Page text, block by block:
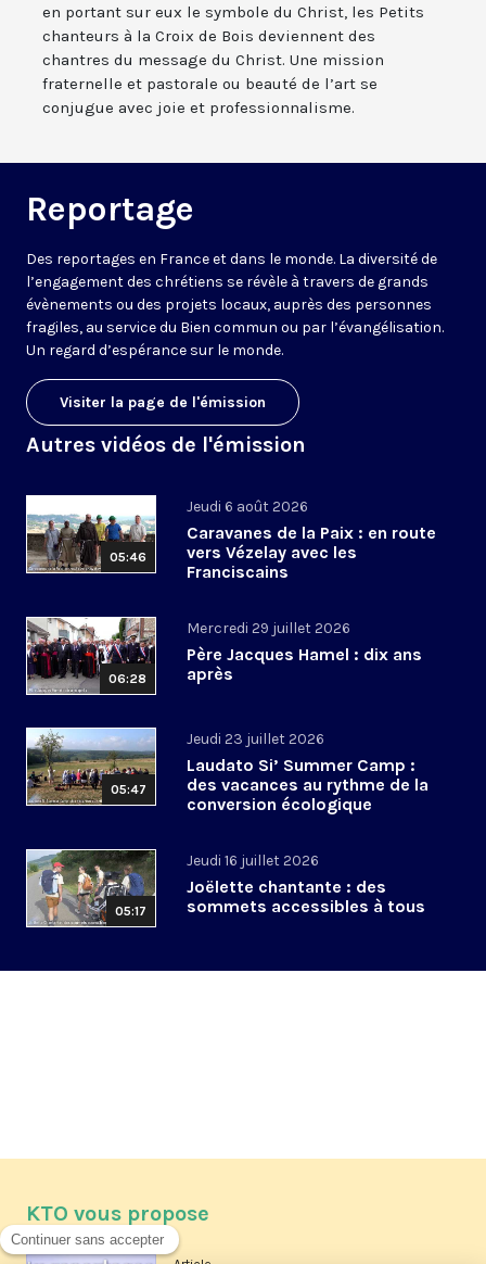
en portant sur eux le symbole du Christ, les Petits
chanteurs à la Croix de Bois deviennent des
chantres du message du Christ. Une mission
fraternelle et pastorale ou beauté de l’art se
conjugue avec joie et professionnalisme.
Reportage
Des reportages en France et dans le monde. La diversité de
l’engagement des chrétiens se révèle à travers de grands
évènements ou des projets locaux, auprès des personnes
fragiles, au service du Bien commun ou par l’évangélisation.
Un regard d’espérance sur le monde.
Visiter la page de l'émission
Autres vidéos de l'émission
05:46
Jeudi 6 août 2026
Caravanes de la Paix : en route
vers Vézelay avec les
Franciscains
06:28
Mercredi 29 juillet 2026
Père Jacques Hamel : dix ans
après
05:47
Jeudi 23 juillet 2026
Laudato Si’ Summer Camp :
des vacances au rythme de la
conversion écologique
05:17
Jeudi 16 juillet 2026
Joëlette chantante : des
sommets accessibles à tous
KTO vous propose